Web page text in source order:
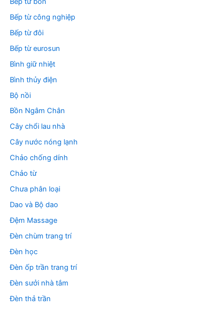
Bếp từ công nghiệp
Bếp từ đôi
Bếp từ eurosun
Bình giữ nhiệt
Bình thủy điện
Bộ nồi
Bồn Ngâm Chân
Cây chổi lau nhà
Cây nước nóng lạnh
Chảo chống dính
Chảo từ
Chưa phân loại
Dao và Bộ dao
Đệm Massage
Đèn chùm trang trí
Đèn học
Đèn ốp trần trang trí
Đèn sưởi nhà tắm
Đèn thả trần